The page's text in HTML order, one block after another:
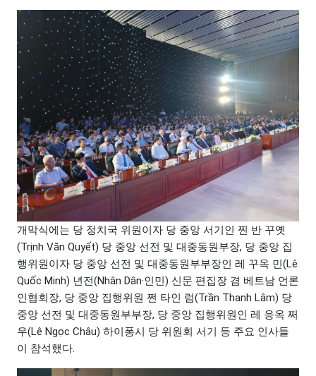
개막식에는 당 정치국 위원이자 당 중앙 서기인 찐 반 꾸옛
(Trịnh Văn Quyết) 당 중앙 선전 및 대중동원부장, 당 중앙 집
행위원이자 당 중앙 선전 및 대중동원부부장인 레 꾸옥 민(Lê
Quốc Minh) 년전(Nhân Dân·인민) 신문 편집장 겸 베트남 언론
인협회장, 당 중앙 집행위원 쩐 타인 럼(Trần Thanh Lâm) 당
중앙 선전 및 대중동원부부장, 당 중앙 집행위원인 레 응옥 쩌
우(Lê Ngọc Châu) 하이퐁시 당 위원회 서기 등 주요 인사들
이 참석했다.